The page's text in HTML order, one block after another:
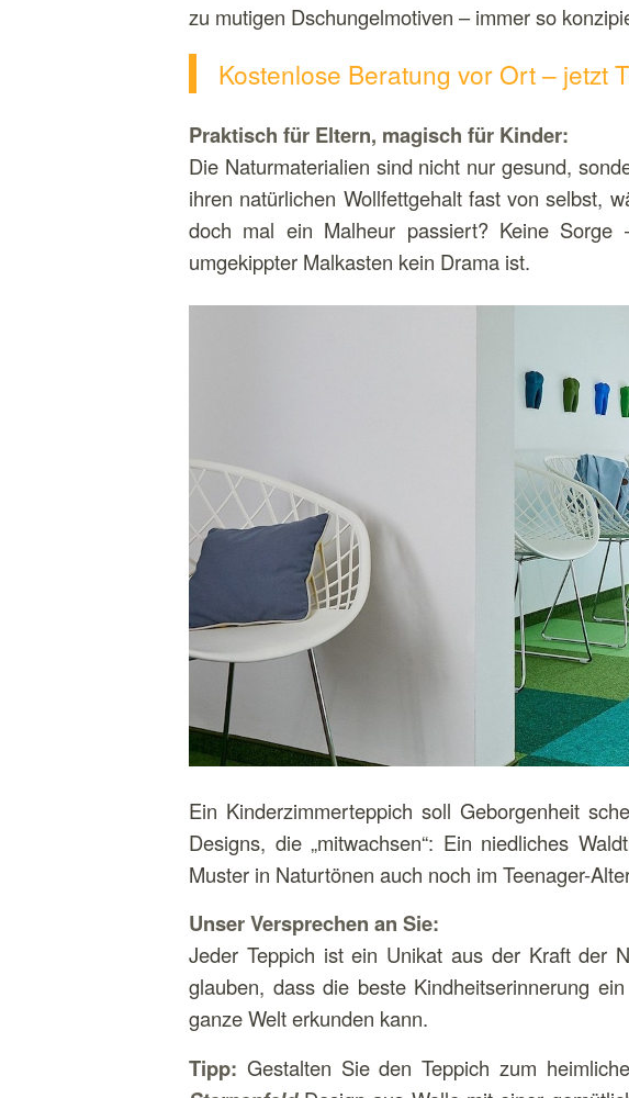
zu mutigen Dschungelmotiven – immer so
Kostenlose Beratung vor Ort – jetzt
Praktisch für Eltern, magisch für Kinder:
Die Naturmaterialien sind nicht nur gesund,
ihren natürlichen Wollfettgehalt fast von selbst,
doch mal ein Malheur passiert? Keine Sorge
umgekippter Malkasten kein Drama ist.
Ein Kinderzimmerteppich soll Geborgenheit
Designs, die „mitwachsen“: Ein niedliches
Muster in Naturtönen auch noch im Teenager-
Unser Versprechen an Sie:
Jeder Teppich ist ein Unikat aus der Kraft der
glauben, dass die beste Kindheitserinnerung
ganze Welt erkunden kann.
Tipp: Gestalten Sie den Teppich zum